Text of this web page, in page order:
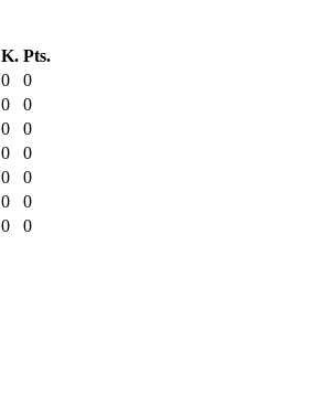
K. Pts.
0
0
0
0
0
0
0
0
0
0
0
0
0 0